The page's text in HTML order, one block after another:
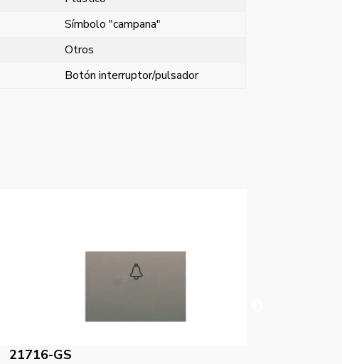
Símbolo "campana"
Otros
Botón interruptor/pulsador
21716-PL